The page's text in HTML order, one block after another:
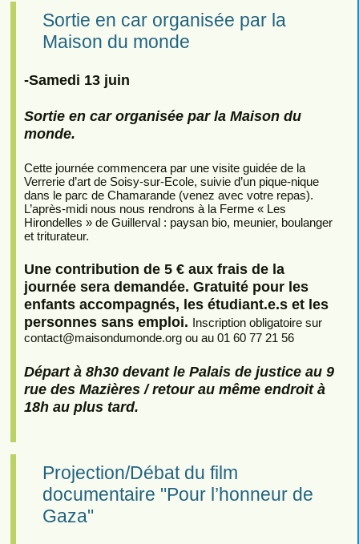
Sortie en car organisée par la
Maison du monde
-Samedi 13 juin
Sortie en car organisée par la Maison du
monde.
Cette journée commencera par une visite guidée de la
Verrerie d’art de Soisy-sur-Ecole, suivie d’un pique-nique
dans le parc de Chamarande (venez avec votre repas).
L’après-midi nous nous rendrons à la Ferme « Les
Hirondelles » de Guillerval : paysan bio, meunier, boulanger
et triturateur.
Une contribution de 5 € aux frais de la
journée sera demandée. Gratuité pour les
enfants accompagnés, les étudiant.e.s et les
personnes sans emploi. Inscription obligatoire sur
contact@maisondumonde.org ou au 01 60 77 21 56
Départ à 8h30 devant le Palais de justice au 9
rue des Mazières / retour au même endroit à
18h au plus tard.
Projection/Débat du film
documentaire "Pour l’honneur de
Gaza"